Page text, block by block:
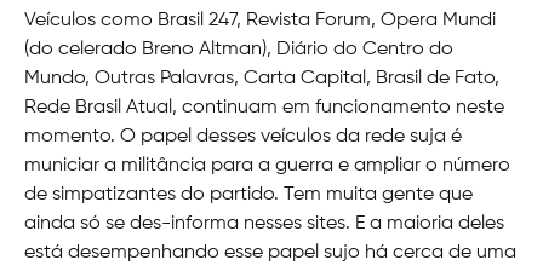
Veículos como Brasil 247, Revista Forum, Opera Mundi
(do celerado Breno Altman), Diário do Centro do
Mundo, Outras Palavras, Carta Capital, Brasil de Fato,
Rede Brasil Atual, continuam em funcionamento neste
momento. O papel desses veículos da rede suja é
municiar a militância para a guerra e ampliar o número
de simpatizantes do partido. Tem muita gente que
ainda só se des-informa nesses sites. E a maioria deles
está desempenhando esse papel sujo há cerca de uma